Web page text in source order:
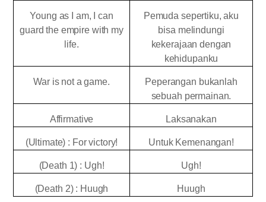
Young as I am, I can
guard the empire with my
life.
Pemuda sepertiku, aku
bisa melindungi
kekerajaan dengan
kehidupanku
War is not a game.
Peperangan bukanlah
sebuah permainan.
Affirmative Laksanakan
(Ultimate) : For victory! Untuk Kemenangan!
(Death 1) : Ugh! Ugh!
(Death 2) : Huugh Huugh